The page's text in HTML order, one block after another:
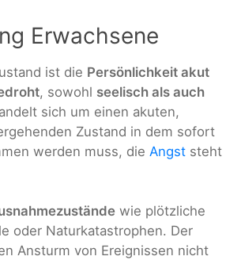
Erwachsene
ist die Persönlichkeit akut
, sowohl seelisch als auch
sich um einen akuten,
Zustand in dem sofort
werden muss, die Angst steht
wie plötzliche
oder Naturkatastrophen. Der
Ansturm von Ereignissen nicht